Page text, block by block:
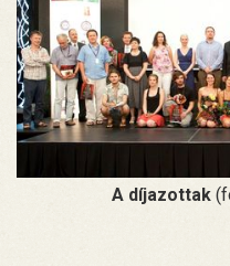
A díjazottak